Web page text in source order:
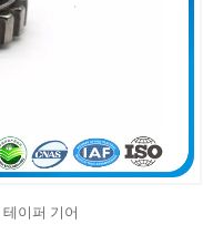
이퍼 기어